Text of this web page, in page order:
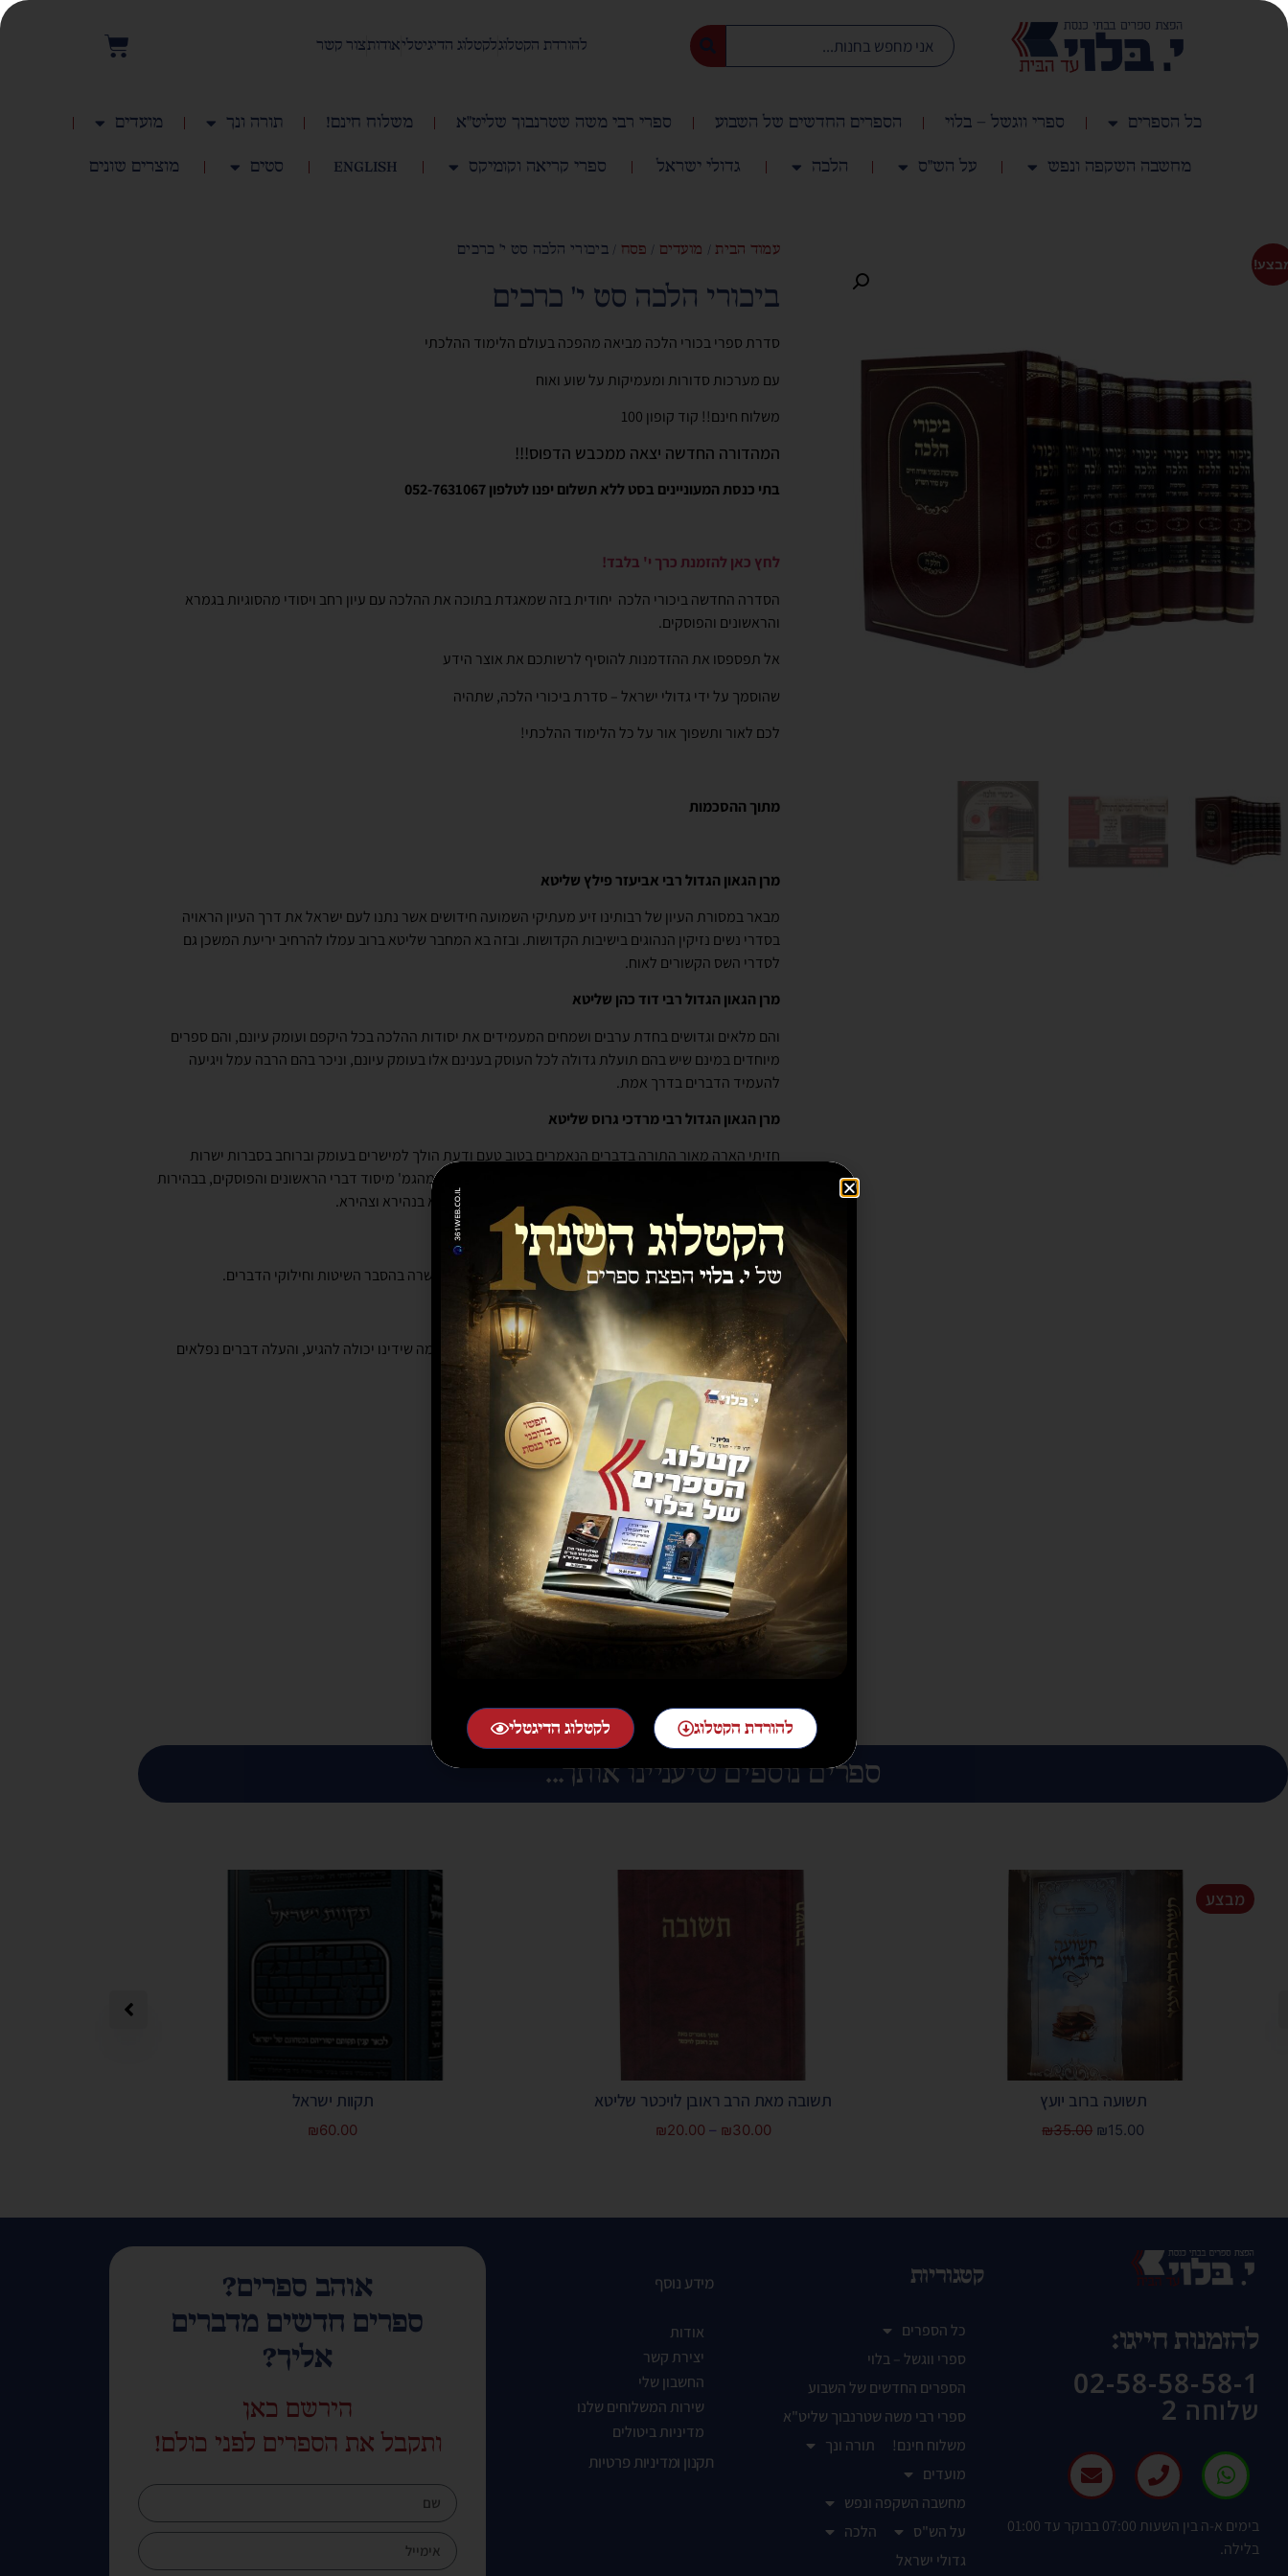
להורדת הקטלוג לקטלוג הדיגיטלי אודות צור קשר
כל הספרים ספרי ווגשל – בלוי הספרים החדשים של השבוע ספרי רבי משה שטרנבוך שליט"א משלוח חינם! תורה ונך מועדים
מחשבה השקפה ונפש על הש"ס הלכה גדולי ישראל ספרי קריאה וקומיקס English סטים מוצרים שונים
עמוד הבית/ מועדים / פסח / ביכורי הלכה סט י' כרכים
ביכורי הלכה סט י' כרכים
סדרת ספרי בכורי הלכה מביאה מהפכה בעולם הלימוד ההלכתי
עם מערכות סדורות ומעמיקות על שוע ואוח
משלוח חינם!! קוד קופון 100
המהדורה החדשה יצאה ממכבש הדפוס!!!
בתי כנסת המעוניינים בסט ללא תשלום יפנו לטלפון052-7631067
לחץ כאן להזמנת כרך י' בלבד!
הסדרה החדשה ביכורי הלכה יחודית בזה שמאגדת בתוכה את ההלכה עם עיון רחב ויסודי מהסוגיות בגמרא
והראשונים והפוסקים.
אל תפספסו את ההזדמנות להוסיף לרשותכם את אוצר הידע
שהוסמך על ידי גדולי ישראל – סדרת ביכורי הלכה, שתהיה
לכם לאור ותשפוך אור על כל הלימוד ההלכתי!
מתוך ההסכמות
מרן הגאון הגדול רבי אביעזר פילץ שליטא
מבאר במסורת העיון של רבותינו זיע מעתיקי השמועה חידושים אשר נתנו לעם ישראל את דרך העיון הראויה
בסדרי נשים נזיקין הנהוגים בישיבות הקדושות. ובזה בא המחבר שליטא ברוב עמלו להרחיב יריעת המשכן גם
לסדרי השס הקשורים לאוח.
מרן הגאון הגדול רבי דוד כהן שליטא
והם מלאים וגדושים בחדת ערבים ושמחים המעמידים את יסודות ההלכה בכל היקפם ועומק עיונם, והם ספרים
מיוחדים במינם שיש בהם תועלת גדולה לכל העוסק בענינם אלו בעומק עיונם, וניכר בהם הרבה עמל ויגיעה
להעמיד הדברים בדרך אמת.
מרן הגאון הגדול רבי מרדכי גרוס שליטא
חזיתי הארה מאור התורה בדברים הנאמרים בטוב טעם ודעת הולך למישרים בעומק וברוחב בסברות ישרות
ונכוחות בבירור היטב הלכתא גבירתא במשנה סדורה ממקורה מהגמ' מיסוד דברי הראשונים והפוסקים, בבהירות
הדעת בעומקו של הלכה בנויים על אדני פז שנפיק מקן קולמסא בנהירא וצהירא.
מרן הגאון הגדול הגרבש דויטש שליטא
והתפעלתי מההיקף הגדול בכל אופניו יחד עם העמקה והבנה ישרה בהסבר השיטות וחילוקי הדברים.
מרן הגאון הגדול רבי בונים שרייבר שליטא
והגהמח שליטא טרח טובא בזה לחבר את ההלכה עם המשנה כמה שידינו יכולה להגיע, והעלה דברים נפלאים
כאשר יראה כל מעיין ושופט בצדק.
₪360.00
₪100.00
81 במלאי
הוספה לסל
ספרים נוספים שיעניינו אותך...
מבצע
תשועה ברוב יועץ
₪35.00 ₪15.00
תשובה מאת הרב ראובן לויכטר שליטא
₪20.00 – ₪30.00
תקוות ישראל
₪60.00
להזמנות חייגו:
02-58-58-58-1
שלוחה 2
בימים א-ה בין השעות 07:00 בבוקר עד 01:00
בלילה.
קטגוריות
כל הספרים
ספרי ווגשל – בלוי
הספרים החדשים של השבוע
ספרי רבי משה שטרנבוך שליט"א
משלוח חינם!
תורה ונך
מועדים
מחשבה השקפה ונפש
על הש"ס
הלכה
גדולי ישראל
מידע נוסף
אודות
יצירת קשר
החשבון שלי
שירות המשלוחים שלנו
מדיניות ביטולים
תקנון ומדיניות פרטיות
אוהב ספרים?
ספרים חדשים מדברים
אליך?
הירשם כאן
ותקבל את הספרים לפני כולם!
להורדת הקטלוג לקטלוג הדיגטלי